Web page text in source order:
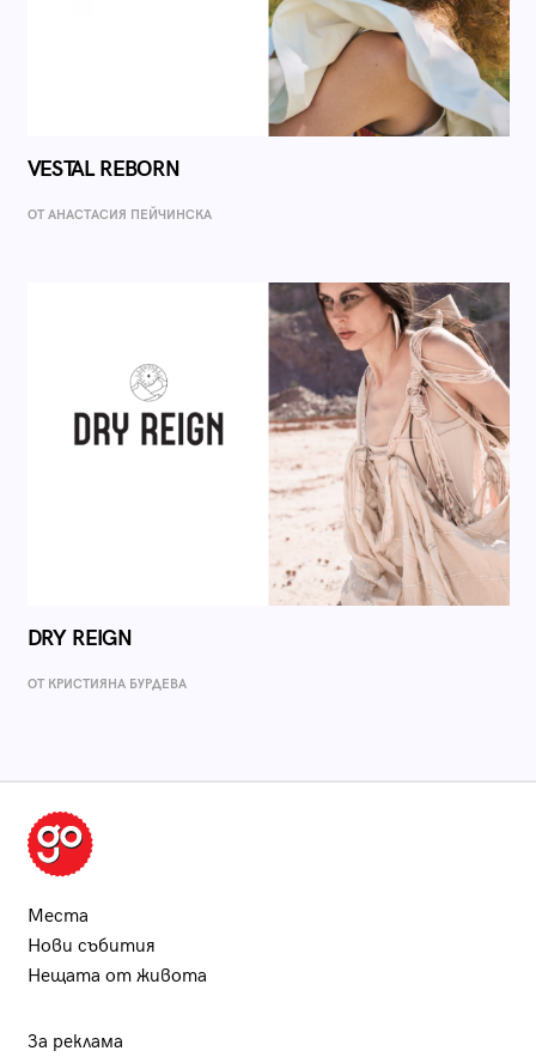
VESTAL REBORN
ОТ AНАСТАСИЯ ПЕЙЧИНСКА
DRY REIGN
ОТ КРИСТИЯНА БУРДЕВА
Места
Нови събития
Нещата от живота
За реклама